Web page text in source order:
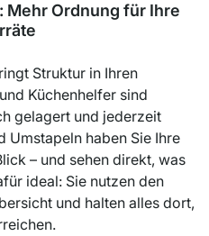
Mehr Ordnung für Ihre
Struktur in Ihren
Küchenhelfer sind
gelagert und jederzeit
Umstapeln haben Sie Ihre
– und sehen direkt, was
ideal: Sie nutzen den
und halten alles dort,